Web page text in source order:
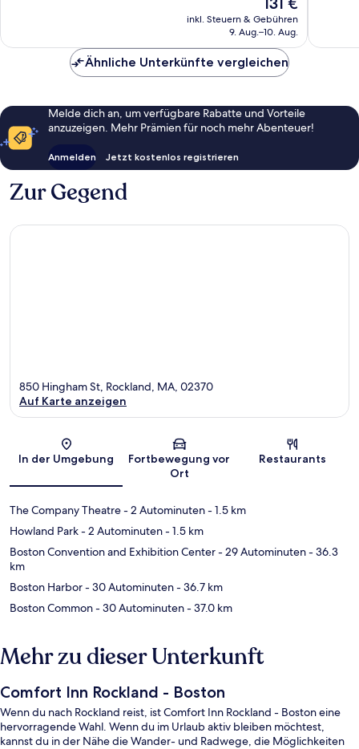
Bewertungen
Preis
beträgt
inkl. Steuern & Gebühren
9. Aug.–10. Aug.
Ähnliche Unterkünfte vergleichen
Melde dich an, um verfügbare Rabatte und Vorteile
anzuzeigen. Mehr Prämien für noch mehr Abenteuer!
Anmelden Jetzt kostenlos registrieren
Zur Gegend
Karte
850 Hingham St, Rockland, MA, 02370
Auf Karte anzeigen
In der Umgebung
Fortbewegung vor
Ort
Restaurants
The Company Theatre- 2 Autominuten- 1.5 km
Howland Park- 2 Autominuten- 1.5 km
Boston Convention and Exhibition Center- 29 Autominuten- 36.3
km
Boston Harbor- 30 Autominuten- 36.7 km
Boston Common- 30 Autominuten- 37.0 km
Mehr zu dieser Unterkunft
Comfort Inn Rockland - Boston
Wenn du nach Rockland reist, ist Comfort Inn Rockland - Boston eine
hervorragende Wahl. Wenn du im Urlaub aktiv bleiben möchtest,
kannst du in der Nähe die Wander- und Radwege, die Möglichkeiten